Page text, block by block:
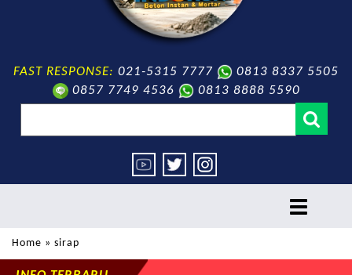
FAST RESPONSE: 021-5315 7777
0813 8337 5505
0857 7749 4536
0813 8888 5590
toggle
Home » sirap